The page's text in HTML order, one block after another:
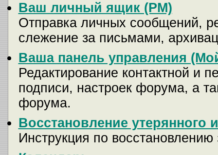
Ваш личный ящик (PM)
Отправка личных сообщений,
слежение за письмами,
Ваша панель управления
Редактирование контактной и
подписи, настроек форума, а
форума.
Восстановление утерянного
Инструкция по восстановлению